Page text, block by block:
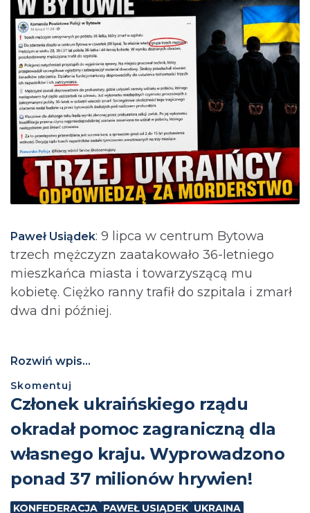
Paweł Usiądek: 9 lipca w centrum Bytowa
trzech mężczyzn zaatakowało 36-letniego
mieszkańca miasta i towarzyszącą mu
kobietę. Ciężko ranny trafił do szpitala i zmarł
dwa dni później.
Rozwiń wpis...
Skomentuj
Członek ukraińskiego rządu
okradał pomoc zagraniczną dla
własnego kraju. Wyprowadzono
ponad 37 milionów hrywien!
KONFEDERACJA PAWEŁ USIĄDEK UKRAINA